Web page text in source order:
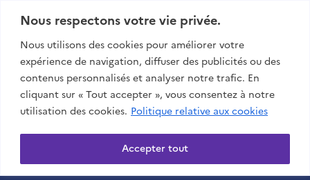
Nous respectons votre vie privée.
Nous utilisons des cookies pour améliorer votre
expérience de navigation, diffuser des publicités ou des
contenus personnalisés et analyser notre trafic. En
cliquant sur « Tout accepter », vous consentez à notre
utilisation des cookies. Politique relative aux cookies
Accepter tout